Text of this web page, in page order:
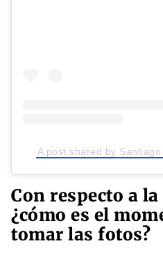
A post shared by
Con respecto a
¿cómo es el
tomar las fotos?